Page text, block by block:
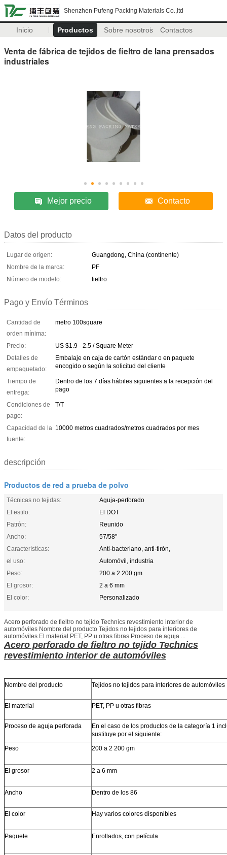
Shenzhen Pufeng Packing Materials Co.,ltd
Inicio Productos Sobre nosotros Contactos
Venta de fábrica de tejidos de fieltro de lana prensados
industriales
Mejor precio Contacto
Datos del producto
Lugar de origen:
Guangdong, China (continente)
Nombre de la marca:
PF
Número de modelo:
fieltro
Pago y Envío Términos
Cantidad de
orden mínima:
metro 100square
Precio:
US $1.9 - 2.5 / Square Meter
Detalles de
empaquetado:
Embalaje en caja de cartón estándar o en paquete
encogido o según la solicitud del cliente
Tiempo de
entrega:
Dentro de los 7 días hábiles siguientes a la recepción del
pago
Condiciones de
pago:
T/T
Capacidad de la
fuente:
10000 metros cuadrados/metros cuadrados por mes
descripción
Productos de red a prueba de polvo
Técnicas no tejidas:
Aguja-perforado
El estilo:
El DOT
Patrón:
Reunido
Ancho:
57/58"
Características:
Anti-bacteriano, anti-tirón,
el uso:
Automóvil, industria
Peso:
200 a 2 200 gm
El grosor:
2 a 6 mm
El color:
Personalizado
Acero perforado de fieltro no tejido Technics revestimiento interior de
automóviles Nombre del producto Tejidos no tejidos para interiores de
automóviles El material PET, PP u otras fibras Proceso de aguja ...
Acero perforado de fieltro no tejido Technics
revestimiento interior de automóviles
Nombre del producto Tejidos no tejidos para interiores de automóviles
El material PET, PP u otras fibras
Proceso de aguja perforada
En el caso de los productos de la categoría 1
sustituye por el siguiente:
Peso
200 a 2 200 gm
El grosor 2 a 6 mm
Ancho Dentro de los 86
El color Hay varios colores disponibles
Paquete Enrollados, con película